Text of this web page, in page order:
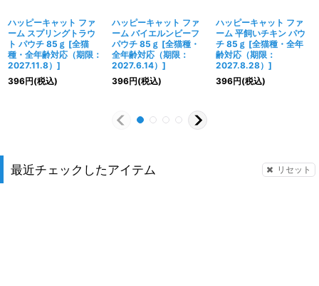
ハッピーキャット ファ
ーム スプリングトラウ
ト パウチ 85ｇ [全猫
種・全年齢対応（期限：
2027.11.8） ]
396円(税込)
ハッピーキャット ファ
ーム バイエルンビーフ
パウチ 85ｇ [全猫種・
全年齢対応（期限：
2027.6.14） ]
396円(税込)
ハッピーキャット ファ
ーム 平飼いチキン パウ
チ 85ｇ [全猫種・全年
齢対応（期限：
2027.8.28） ]
396円(税込)
最近チェックしたアイテム リセット